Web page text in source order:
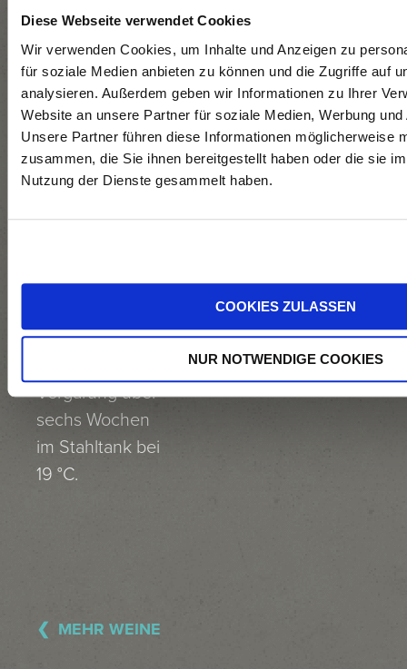
Diese Webseite verwendet Cookies
Wir verwenden Cookies, um Inhalte und Anzeigen zu
für soziale Medien anbieten zu können und die Zugriffe auf
analysieren. Außerdem geben wir Informationen zu Ihrer
Website an unsere Partner für soziale Medien, Werbung
Unsere Partner führen diese Informationen möglicherweise
zusammen, die Sie ihnen bereitgestellt haben oder die sie
Nutzung der Dienste gesammelt haben.
COOKIES ZULASSEN
NUR NOTWENDIGE COOKIES
Durchgängen im
September aus
diversen
Parzellen –
meist mit
kristallinem
Boden, per
Rebeln, 7
Maischestandzeit,
Vergärung über
sechs Wochen
im Stahltank bei
19 °C.
Tartar
Belugalinsen
Bärlauch
Pasta
MEHR WEINE